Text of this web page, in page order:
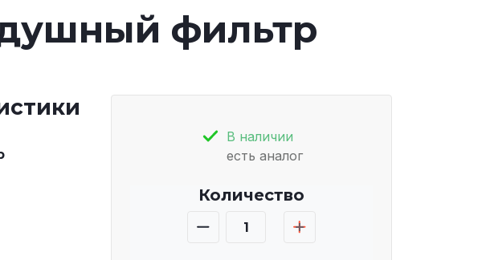
фильтр
В наличии
есть аналог
Количество